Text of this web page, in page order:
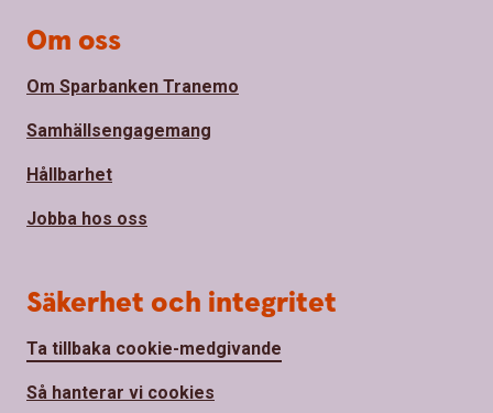
Om oss
Om Sparbanken Tranemo
Samhällsengagemang
Hållbarhet
Jobba hos oss
Säkerhet och integritet
Ta tillbaka cookie-medgivande
Så hanterar vi cookies